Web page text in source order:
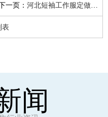
一页：河北短袖工作服定做厂家
表
闻